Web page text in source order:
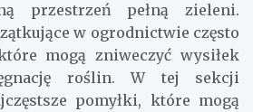
przestrzeń pełną zieleni.
w ogrodnictwie często
mogą zniweczyć wysiłek
roślin. W tej sekcji
pomyłki, które mogą